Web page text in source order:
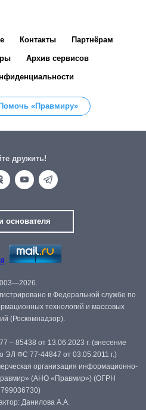
Контакты Партнёрам
Архив сервисов
Помочь «Правмиру»
дружить!
основателя
в Федеральной службе по
технологий и массовых
(Роскомнадзор).
– 85438 от 13.06.2023 г. (внесение
ЭЛ ФС 77-44847 от 03.05.2011 г.)
организация информационно-
(АНО «Правмир») (ОГРН
Данилова А.А.